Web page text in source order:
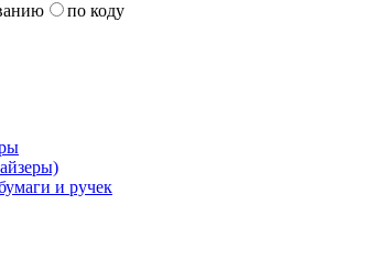
по коду
и ручек